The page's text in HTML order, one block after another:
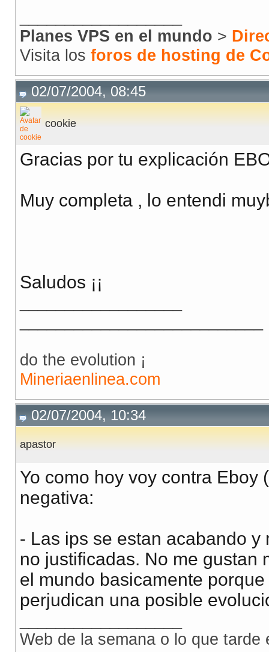
Planes VPS en el mundo >
Visita los foros de hosting de
02/07/2004, 08:45
cookie
Gracias por tu explicación
Muy completa , lo entendi
Saludos ¡¡
do the evolution ¡
Mineriaenlinea.com
02/07/2004, 10:34
apastor
Yo como hoy voy contra Eboy
negativa:
- Las ips se estan acabando
no justificadas. No me gustan
el mundo basicamente
perjudican una posible
Web de la semana o lo que